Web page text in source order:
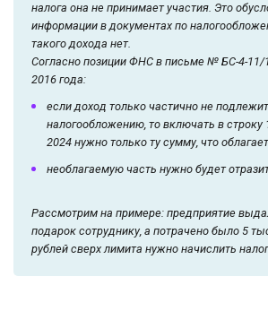
налога она не принимает участия. Это
информации в документах по
такого дохода нет.
Согласно позиции ФНС в письме № БС-4-11/
2016 года:
если доход только частично не подлежит
налогообложению, то включать в
2024 нужно только ту сумму, что
необлагаемую часть нужно будет
Рассмотрим на примере: предприятие
подарок сотруднику, а потрачено было 5
рублей сверх лимита нужно начислить